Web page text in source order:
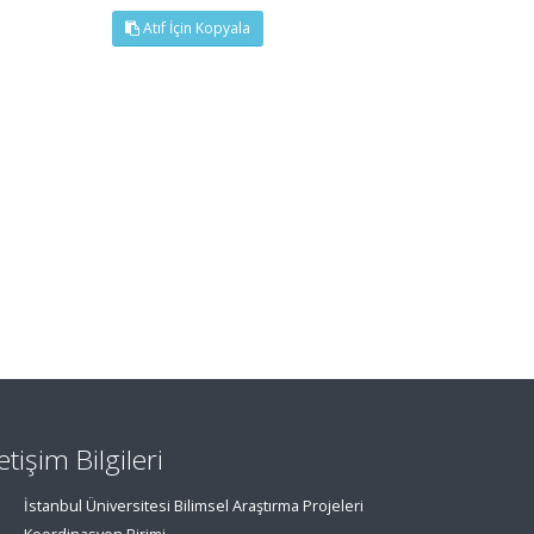
Atıf İçin Kopyala
Bilgileri
İstanbul Üniversitesi Bilimsel Araştırma Projeleri